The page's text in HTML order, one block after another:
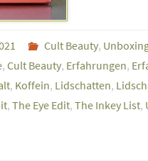
Cult Beauty,
, Cult Beauty, Erfahrungen,
, Koffein, Lidschatten,
, The Eye Edit, The Inkey List,